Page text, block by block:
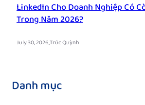
LinkedIn Cho Doanh Nghiệp Có
Trong Năm 2026?
July 30, 2026.Trúc Quỳnh
Danh mục